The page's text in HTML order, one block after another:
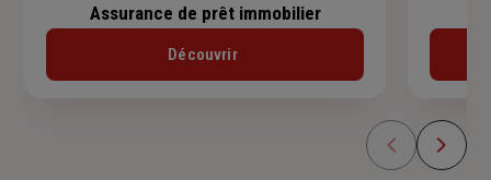
Assurance de prêt immobilier
Découvrir